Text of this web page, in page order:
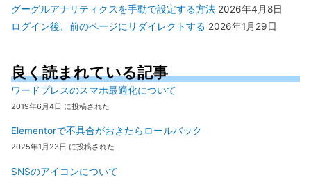
グーグルアナリティクスを手動で設定する方法 2026年4月8日
ログイン後、前のページにリダイレクトする 2026年1月29日
良く読まれている記事
ワードプレスのスマホ最適化について
2019年6月4日 に投稿された
Elementorで不具合がおきたらロールバック
2025年1月23日 に投稿された
SNSのアイコンについて